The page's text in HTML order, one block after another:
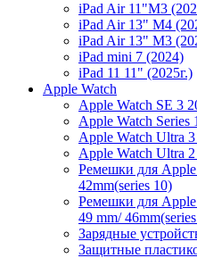
iPad Air 11"M3
iPad Air 13" M4
iPad Air 13" M3
iPad mini 7 (2024)
iPad 11 11" (2025г.)
Apple Watch
Apple Watch SE 3
Apple Watch Series
Apple Watch Ultra 3
Apple Watch Ultra 2
Ремешки для
42mm(series 10)
Ремешки для
49 mm/
Зарядные
Защитные